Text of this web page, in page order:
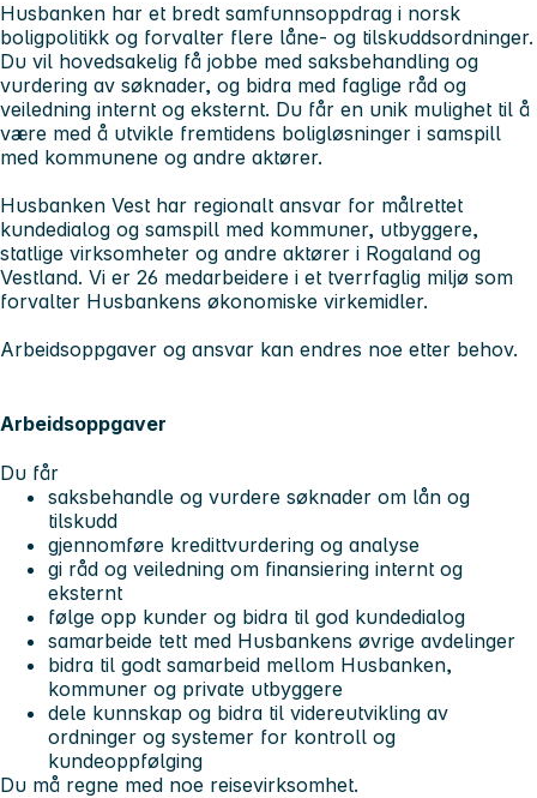
Husbanken har et bredt samfunnsoppdrag i norsk
boligpolitikk og forvalter flere låne- og tilskuddsordninger.
Du vil hovedsakelig få jobbe med saksbehandling og
vurdering av søknader, og bidra med faglige råd og
veiledning internt og eksternt. Du får en unik mulighet til å
være med å utvikle fremtidens boligløsninger i samspill
med kommunene og andre aktører.
Husbanken Vest har regionalt ansvar for målrettet
kundedialog og samspill med kommuner, utbyggere,
statlige virksomheter og andre aktører i Rogaland og
Vestland. Vi er 26 medarbeidere i et tverrfaglig miljø som
forvalter Husbankens økonomiske virkemidler.
Arbeidsoppgaver og ansvar kan endres noe etter behov.
Arbeidsoppgaver
Du får
saksbehandle og vurdere søknader om lån og
tilskudd
gjennomføre kredittvurdering og analyse
gi råd og veiledning om finansiering internt og
eksternt
følge opp kunder og bidra til god kundedialog
samarbeide tett med Husbankens øvrige avdelinger
bidra til godt samarbeid mellom Husbanken,
kommuner og private utbyggere
dele kunnskap og bidra til videreutvikling av
ordninger og systemer for kontroll og
kundeoppfølging
Du må regne med noe reisevirksomhet.